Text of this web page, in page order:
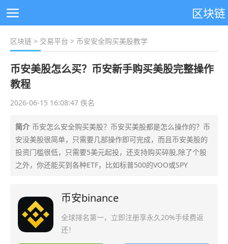
区块链
区块链 > 交易平台 > 币安安全购买美股教学
币安美股怎么买？币安新手购买美股完整操作
教程
2026-06-15 16:08:47 佚名
简介 币安怎么安全购买美股？币安买美股都是怎么操作的？币
安没美股很简单，只需要几部操作即可完成，而且币安美股的
投资门槛很低，只需要5美元起投，还支持购买碎股,除了个股
之外，你还能买到各种ETF，比如标普500的VOO或SPY
币安binance
全球排名第一，立即注册享永久20%手续费返
还！